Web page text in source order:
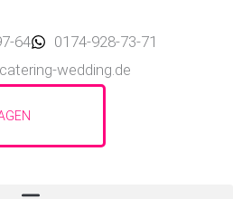
64
0174-928-73-71
wedding.de